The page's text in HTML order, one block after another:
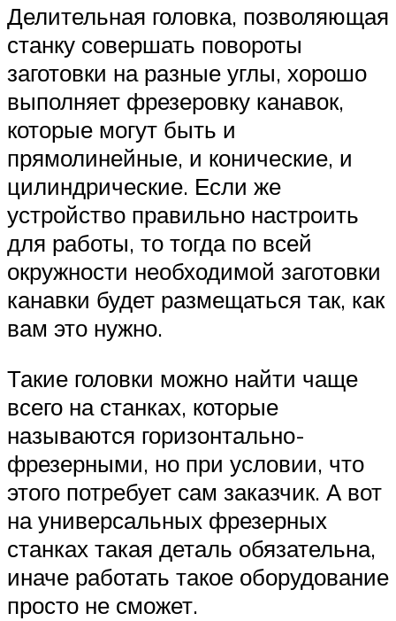
Делительная головка, позволяющая
станку совершать повороты
заготовки на разные углы, хорошо
выполняет фрезеровку канавок,
которые могут быть и
прямолинейные, и конические, и
цилиндрические. Если же
устройство правильно настроить
для работы, то тогда по всей
окружности необходимой заготовки
канавки будет размещаться так, как
вам это нужно.
Такие головки можно найти чаще
всего на станках, которые
называются горизонтально-
фрезерными, но при условии, что
этого потребует сам заказчик. А вот
на универсальных фрезерных
станках такая деталь обязательна,
иначе работать такое оборудование
просто не сможет.